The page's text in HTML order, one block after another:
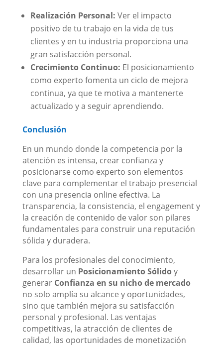
Realización Personal: Ver el impacto
positivo de tu trabajo en la vida de tus
clientes y en tu industria proporciona una
gran satisfacción personal.
Crecimiento Continuo: El posicionamiento
como experto fomenta un ciclo de mejora
continua, ya que te motiva a mantenerte
actualizado y a seguir aprendiendo.
Conclusión
En un mundo donde la competencia por la
atención es intensa, crear confianza y
posicionarse como experto son elementos
clave para complementar el trabajo presencial
con una presencia online efectiva. La
transparencia, la consistencia, el engagement y
la creación de contenido de valor son pilares
fundamentales para construir una reputación
sólida y duradera.
Para los profesionales del conocimiento,
desarrollar un Posicionamiento Sólidoy
generar Confianza en su nicho de mercado
no solo amplía su alcance y oportunidades,
sino que también mejora su satisfacción
personal y profesional. Las ventajas
competitivas, la atracción de clientes de
calidad, las oportunidades de monetización